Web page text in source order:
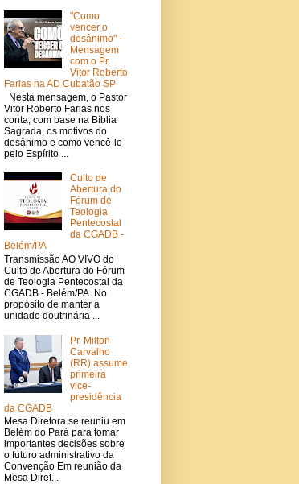
"Como
vencer o
desânimo" -
Mensagem
com o Pr.
Vitor Roberto
Farias na AD Cubatão SP
Nesta mensagem, o Pastor
Vitor Roberto Farias nos
conta, com base na Bíblia
Sagrada, os motivos do
desânimo e como vencê-lo
pelo Espírito ...
Culto de
Abertura do
Fórum de
Teologia
Pentecostal
da CGADB -
Belém/PA
Transmissão AO VIVO do
Culto de Abertura do Fórum
de Teologia Pentecostal da
CGADB - Belém/PA. No
propósito de manter a
unidade doutrinária ...
Pr. Milton
Carvalho
(RR) assume
primeira
vice-
presidência
da CGADB
Mesa Diretora se reuniu em
Belém do Pará para tomar
importantes decisões sobre
o futuro administrativo da
Convenção Em reunião da
Mesa Diret...